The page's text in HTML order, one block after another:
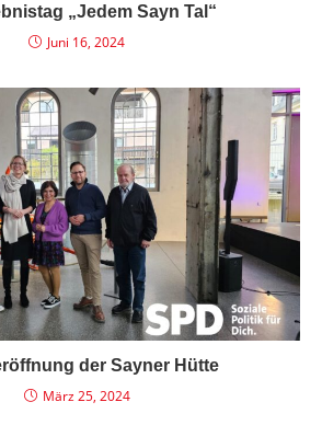
„Jedem Sayn Tal“
Juni 16, 2024
der Sayner Hütte
März 25, 2024